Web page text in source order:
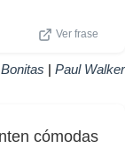
Ver frase
| Paul Walker
cómodas